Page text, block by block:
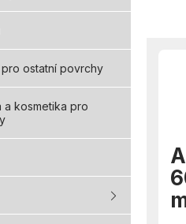
ostatní povrchy
a kosmetika pro